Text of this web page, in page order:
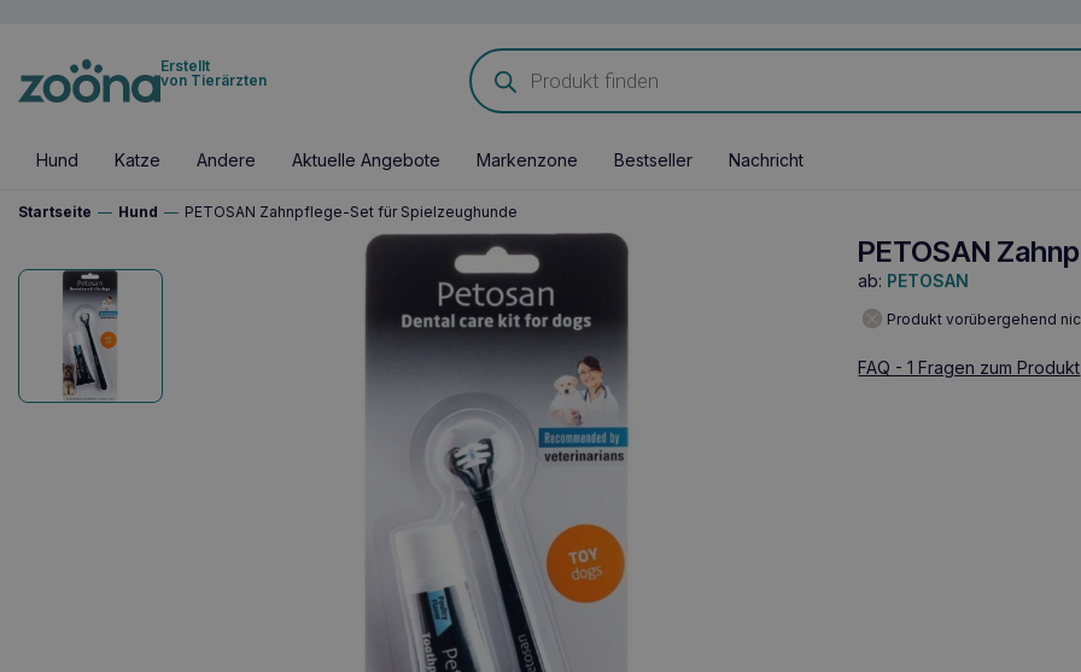
Erstellt
von Tierärzten
Products
search
Hund Katze Andere Aktuelle Angebote Markenzone Bestseller Nachricht
Startseite — Hund — PETOSAN Zahnpflege-Set für Spielzeughunde
PETOSAN
ab: PETOSAN
Produkt vorübergehend
FAQ - 1 Fragen zum Produkt